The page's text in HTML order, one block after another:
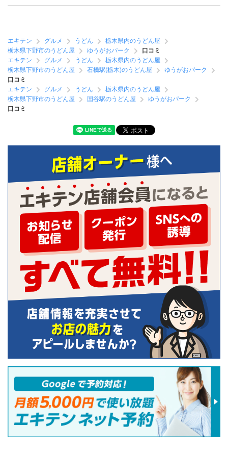
エキテン グルメ うどん
栃木県内のうどん屋
栃木県下野市のうどん屋
ゆうがおパーク
口コミ
エキテン
グルメ うどん
栃木県内のうどん屋
栃木県下野市のうどん屋
石橋駅(栃木)のうどん屋
ゆうがおパーク
口コミ
エキテン
グルメ うどん
栃木県内のうどん屋
栃木県下野市のうどん屋
国谷駅のうどん屋
ゆうがおパーク
口コミ